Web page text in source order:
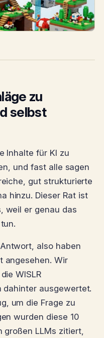
zu
selbst
Inhalte für KI zu
und fast alle sagen
gut strukturierte
hinzu. Dieser Rat ist
weil er genau das
also haben
angesehen. Wir
WISLR
ausgewertet.
um die Frage zu
wurden diese 10
großen LLMs zitiert,